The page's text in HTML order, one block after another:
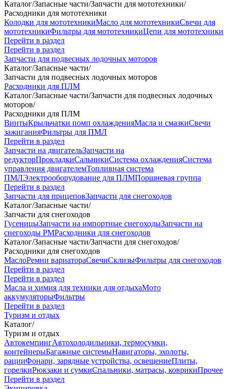
Каталог/Запасные части/Запчасти для мототехники/
Расходники для мототехники
Колодки для мототехникиМасло для мототехникиСвечи для
мототехникиФильтры для мототехникиЦепи для мототехники
Перейти в раздел
Перейти в раздел
Запчасти для подвесных лодочных моторов
Каталог/Запасные части/
Запчасти для подвесных лодочных моторов
Расходники для ПЛМ
Каталог/Запасные части/Запчасти для подвесных лодочных
моторов/
Расходники для ПЛМ
ВинтыКрыльчатки помп охлажденияМасла и смазкиСвечи
зажиганияФильтры для ПМЛ
Перейти в раздел
Запчасти на двигательЗапчасти на
редукторПрокладкиСальникиСистема охлажденияСистема
управления двигателемТопливная система
ПМЛЭлектрооборудование для ПЛМПоршневая группа
Перейти в раздел
Запчасти для прицеповЗапчасти для снегоходов
Каталог/Запасные части/
Запчасти для снегоходов
ГусеницыЗапчасти на импортные снегоходыЗапчасти на
снегоходы РМРасходники для снегоходов
Каталог/Запасные части/Запчасти для снегоходов/
Расходники для снегоходов
МаслоРемни вариатораСвечиСклизыФильтры для снегоходов
Перейти в раздел
Перейти в раздел
Масла и химия для техники для отдыхаМото
аккумуляторыФильтры
Перейти в раздел
Туризм и отдых
Каталог/
Туризм и отдых
АвтокемпингАвтохолодильники, термосумки,
контейнерыБагажные системыНавигаторы, эхолоты,
рацииФонари, зарядные устройства, освещениеПлиты,
горелкиРюкзаки и сумкиСпальники, матрасы, коврикиПрочее
Перейти в раздел